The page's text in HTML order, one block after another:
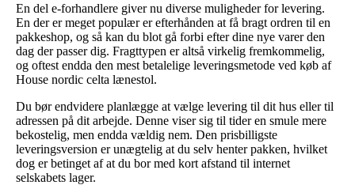
En del e-forhandlere giver nu diverse muligheder for levering.
En der er meget populær er efterhånden at få bragt ordren til en
pakkeshop, og så kan du blot gå forbi efter dine nye varer den
dag der passer dig. Fragttypen er altså virkelig fremkommelig,
og oftest endda den mest betalelige leveringsmetode ved køb af
House nordic celta lænestol.
Du bør endvidere planlægge at vælge levering til dit hus eller til
adressen på dit arbejde. Denne viser sig til tider en smule mere
bekostelig, men endda vældig nem. Den prisbilligste
leveringsversion er unægtelig at du selv henter pakken, hvilket
dog er betinget af at du bor med kort afstand til internet
selskabets lager.